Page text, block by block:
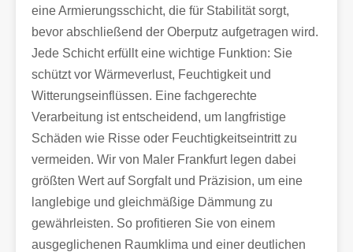
eine Armierungsschicht, die für Stabilität sorgt,
bevor abschließend der Oberputz aufgetragen wird.
Jede Schicht erfüllt eine wichtige Funktion: Sie
schützt vor Wärmeverlust, Feuchtigkeit und
Witterungseinflüssen. Eine fachgerechte
Verarbeitung ist entscheidend, um langfristige
Schäden wie Risse oder Feuchtigkeitseintritt zu
vermeiden. Wir von Maler Frankfurt legen dabei
größten Wert auf Sorgfalt und Präzision, um eine
langlebige und gleichmäßige Dämmung zu
gewährleisten. So profitieren Sie von einem
ausgeglichenen Raumklima und einer deutlichen